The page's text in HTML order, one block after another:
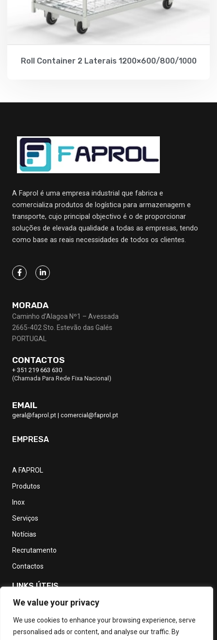
We value your privacy
We use cookies to enhance your browsing experience, serve
personalised ads or content, and analyse our traffic. By
Roll Container 2 Laterais 1200×600/800/1000
A Faprol é uma empresa industrial que fabrica e
comercializa produtos de logística para armazenagem e
transporte, cujo principal objectivo é o de proporcionar
soluções de elevada qualidade a todas as empresas, tendo
como base as reais necessidades de todos os clientes.
MORADA
Caminho d’Alagoa Nº1 – Avessada
2665-402 Sto. Estevão das Galés
PORTUGAL
CONTACTOS
+ 351 219 663 630
(Chamada Para Rede Fixa Nacional)
EMAIL
geral@faprol.pt | comercial@faprol.pt
EMPRESA
A FAPROL
Produtos
Inox
Serviços
Notícias
Recrutamento
Contactos
LINKS ÚTEIS
Política de Privacidade
Política de devolução e reembolso